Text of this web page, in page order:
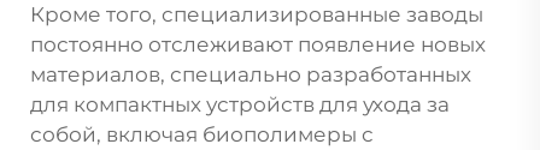
Кроме того, специализированные заводы
постоянно отслеживают появление новых
материалов, специально разработанных
для компактных устройств для ухода за
собой, включая биополимеры с